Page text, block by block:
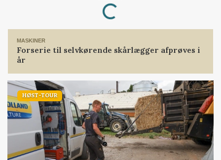
Loading...
MASKINER
Forserie til selvkørende skårlægger afprøves i
år
HØST-TOUR